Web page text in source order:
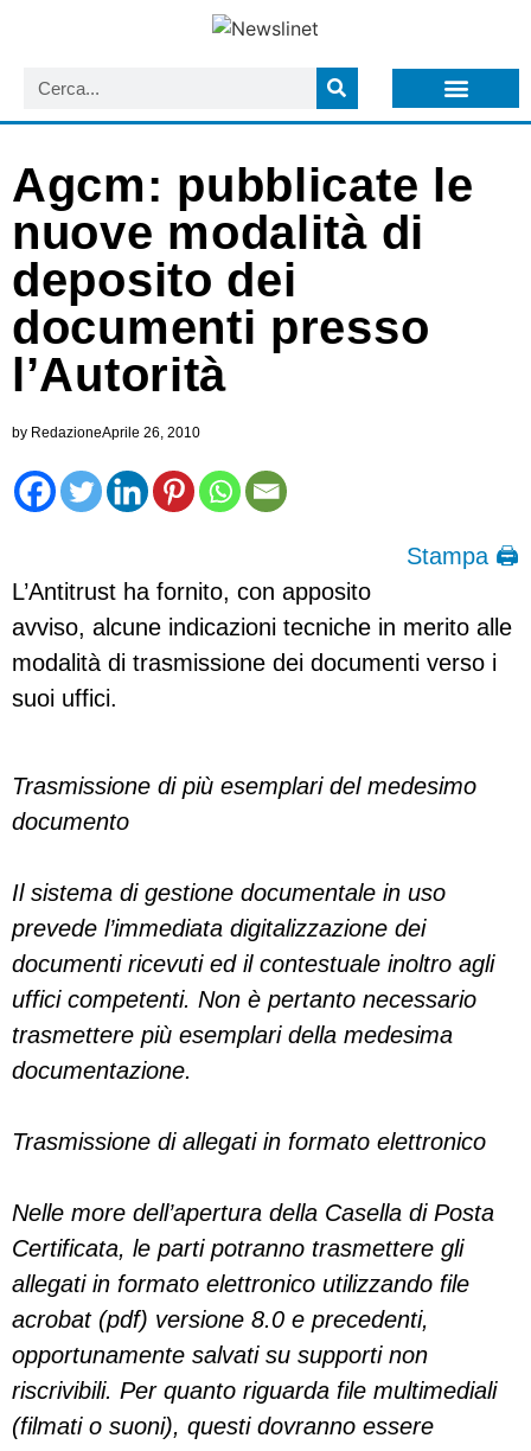
Agcm: pubblicate le
nuove modalità di
deposito dei
documenti presso
l’Autorità
by RedazioneAprile 26, 2010
Stampa 🖨
L’Antitrust ha fornito, con apposito
avviso, alcune indicazioni tecniche in merito alle
modalità di trasmissione dei documenti verso i
suoi uffici.
Trasmissione di più esemplari del medesimo
documento
Il sistema di gestione documentale in uso
prevede l’immediata digitalizzazione dei
documenti ricevuti ed il contestuale inoltro agli
uffici competenti. Non è pertanto necessario
trasmettere più esemplari della medesima
documentazione.
Trasmissione di allegati in formato elettronico
Nelle more dell’apertura della Casella di Posta
Certificata, le parti potranno trasmettere gli
allegati in formato elettronico utilizzando file
acrobat (pdf) versione 8.0 e precedenti,
opportunamente salvati su supporti non
riscrivibili. Per quanto riguarda file multimediali
(filmati o suoni), questi dovranno essere